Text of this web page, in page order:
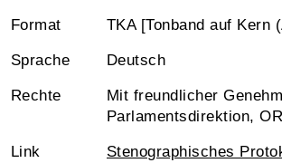
Format TKA [Tonband auf Kern
Sprache Deutsch
Rechte
Mit freundlicher
Parlamentsdirektion,
Link
Stenographisches